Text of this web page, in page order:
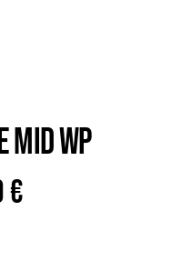
MID WP
€